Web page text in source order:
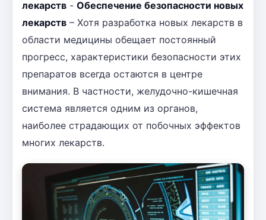
лекарств - Обеспечение безопасности новых
лекарств – Хотя разработка новых лекарств в
области медицины обещает постоянный
прогресс, характеристики безопасности этих
препаратов всегда остаются в центре
внимания. В частности, желудочно-кишечная
система является одним из органов,
наиболее страдающих от побочных эффектов
многих лекарств.